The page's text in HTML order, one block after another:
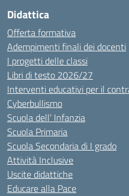
Didattica
Offerta formativa
Adempimenti finali dei docenti
I progetti delle classi
Libri di testo 2026/27
Interventi educativi per il
Cyberbullismo
Scuola dell’ Infanzia
Scuola Primaria
Scuola Secondaria di I grado
Attività Inclusive
Uscite didattiche
Educare alla Pace